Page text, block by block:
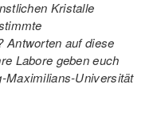
Kristalle
Antworten auf diese
Labore geben euch
Maximilians-Universität